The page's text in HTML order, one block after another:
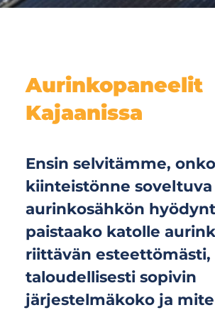
Aurinkopaneelit
Kajaanissa
Ensin selvitämme, onko
kiinteistönne soveltuva
aurinkosähkön
paistaako katolle
riittävän esteettömästi,
taloudellisesti sopivin
järjestelmäkoko ja